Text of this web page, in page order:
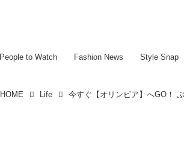
People to Watch Fashion News Style Snap
HOME Life